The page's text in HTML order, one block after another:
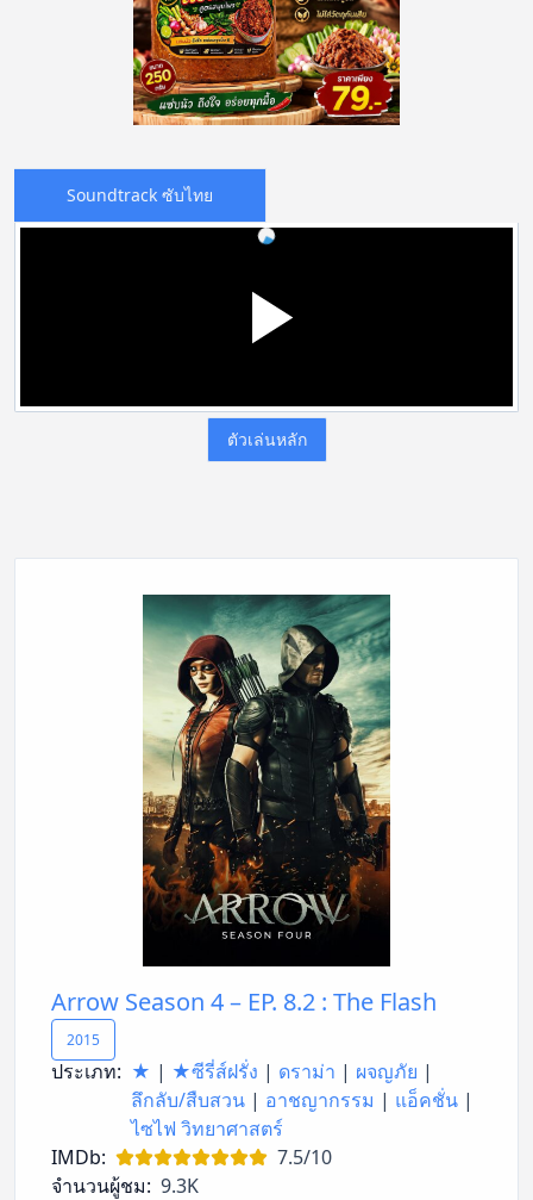
Soundtrack ซับไทย
ตัวเล่นหลัก
Arrow Season 4 – EP. 8.2 : The Flash
2015
ประเภท: ★ | ★ซีรี่ส์ฝรั่ง | ดราม่า | ผจญภัย |
ลึกลับ/สืบสวน | อาชญากรรม | แอ็คชั่น |
ไซไฟ วิทยาศาสตร์
IMDb:
7.5/10
จำนวนผู้ชม: 9.3K